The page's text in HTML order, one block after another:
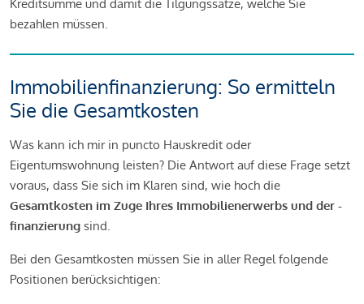
Kreditsumme und damit die Tilgungssätze, welche Sie
bezahlen müssen.
Immobilienfinanzierung: So ermitteln
Sie die Gesamtkosten
Was kann ich mir in puncto Hauskredit oder
Eigentumswohnung leisten? Die Antwort auf diese Frage setzt
voraus, dass Sie sich im Klaren sind, wie hoch die
Gesamtkosten im Zuge Ihres Immobilienerwerbs und der -
finanzierung sind.
Bei den Gesamtkosten müssen Sie in aller Regel folgende
Positionen berücksichtigen: